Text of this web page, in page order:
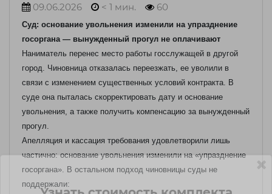
09.06.2026 < 1 мин. 60
Суд: основание увольнения изменили на упразднение
госоргана — вынужденный прогул не оплачивают
Наниматель перенес место работы госслужащей в другой
город. Чиновница отказалась переезжать, ее уволили в
связи с изменением существенных условий контракта. В
суде она пыталась скорректировать дату и основание
увольнения, а также получить компенсацию за вынужденный
прогул.
Апелляция и кассация требования удовлетворили лишь
частично: основание увольнения изменили на «упразднение
госоргана». В остальном подход чиновницы суды не
поддержали: